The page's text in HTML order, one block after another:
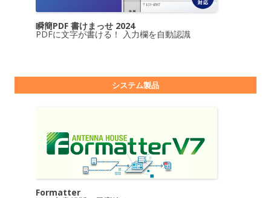
瞬簡PDF 書けまっせ 2024
PDFに文字が書ける！ 入力欄を自動認識
システム製品
Formatter